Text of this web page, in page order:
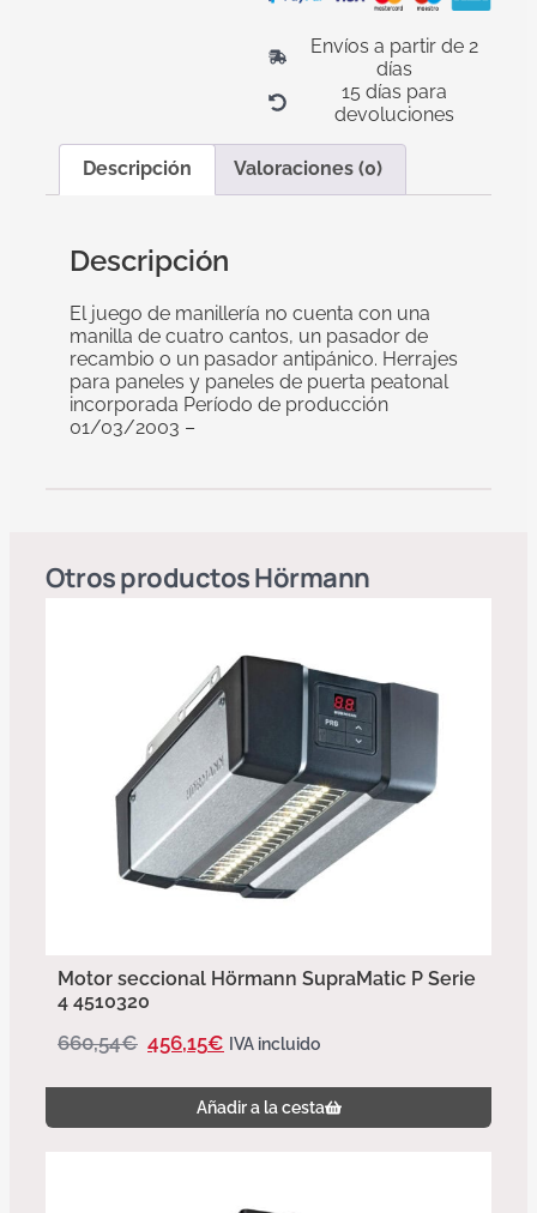
Envíos a partir de 2
días
15 días para
devoluciones
Descripción Valoraciones (0)
Descripción
El juego de manillería no cuenta con una
manilla de cuatro cantos, un pasador de
recambio o un pasador antipánico. Herrajes
para paneles y paneles de puerta peatonal
incorporada Período de producción
01/03/2003 –
Otros productosHörmann
Motor seccional Hörmann SupraMatic P Serie
4 4510320
660,54€ 456,15€ IVA incluido
Añadir a la cesta